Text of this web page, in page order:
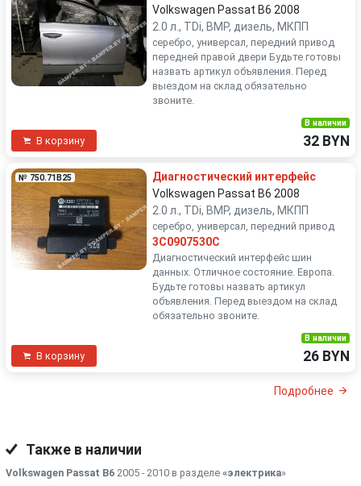
Volkswagen Passat B6 2008
2.0 л., TDi, BMP, дизель, МКПП
серебро, универсал, передний привод
передней правой двери Будьте готовы
назвать артикул объявления. Перед
выездом на склад обязательно
звоните.
В корзину
В наличии
32 BYN
№ 750.71B25
Диагностический интерфейс
Volkswagen Passat B6 2008
2.0 л., TDi, BMP, дизель, МКПП
серебро, универсал, передний привод
3C0907530C
Диагностический интерфейс шин
данных. Отличное состояние. Европа.
Будьте готовы назвать артикул
объявления. Перед выездом на склад
обязательно звоните.
В корзину
В наличии
26 BYN
Подробнее
Также в наличии
Volkswagen Passat B6 2005 - 2010 в разделе «электрика»